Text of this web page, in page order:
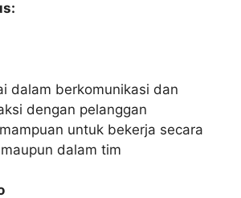
dalam berkomunikasi dan
dengan pelanggan
untuk bekerja secara
dalam tim